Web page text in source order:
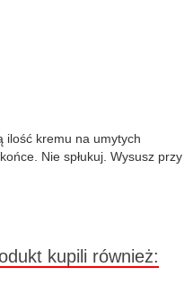
ilość kremu na umytych
Nie spłukuj. Wysusz przy
kupili również: